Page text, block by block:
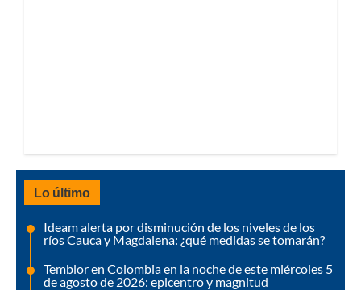
Lo último
Ideam alerta por disminución de los niveles de los
ríos Cauca y Magdalena: ¿qué medidas se tomarán?
Temblor en Colombia en la noche de este miércoles 5
de agosto de 2026: epicentro y magnitud